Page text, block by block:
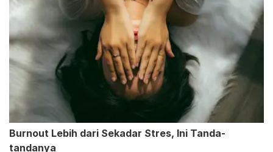
Burnout Lebih dari Sekadar Stres, Ini Tanda-
tandanya